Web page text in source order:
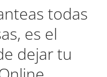
todas
es el
dejar tu